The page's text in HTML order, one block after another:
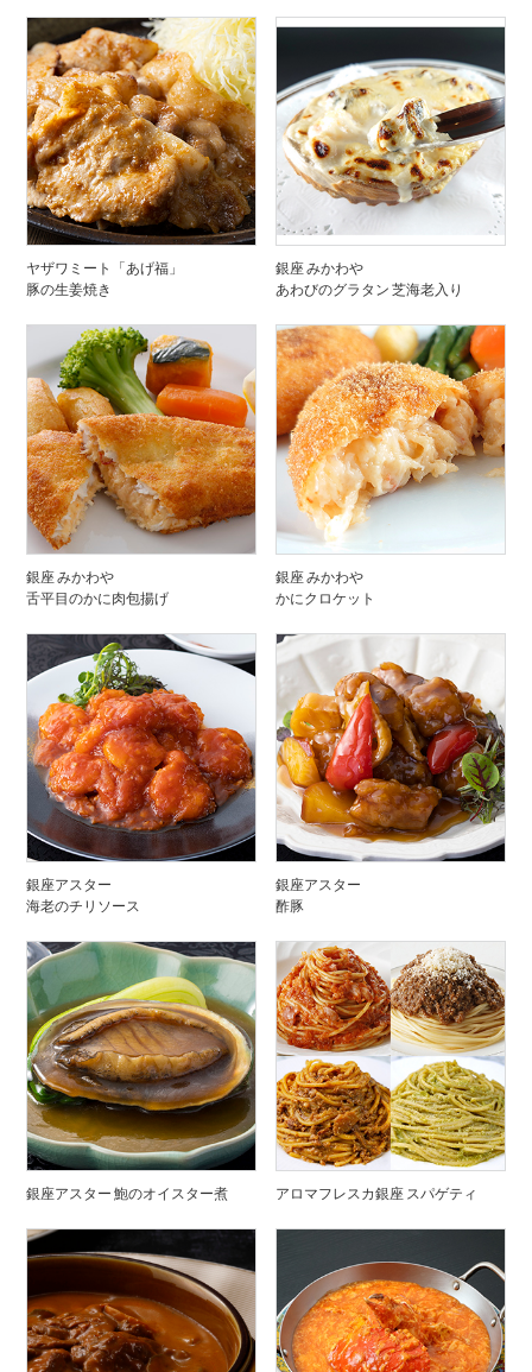
ヤザワミート「あげ福」
豚の生姜焼き
銀座 みかわや
あわびのグラタン 芝海老入り
銀座 みかわや
舌平目のかに肉包揚げ
銀座 みかわや
かにクロケット
銀座アスター
海老のチリソース
銀座アスター
酢豚
銀座アスター 鮑のオイスター煮 アロマフレスカ銀座 スパゲティ